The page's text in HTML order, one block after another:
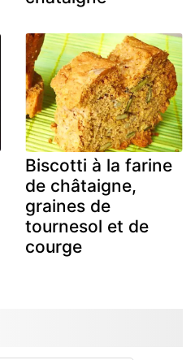
Biscotti à la farine
de châtaigne,
graines de
tournesol et de
courge